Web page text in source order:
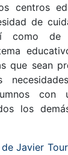
centros
de
como
que sean
con
los
Javier